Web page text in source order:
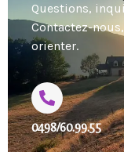
Questions,
Contactez-
orienter.
0498/60.99.55